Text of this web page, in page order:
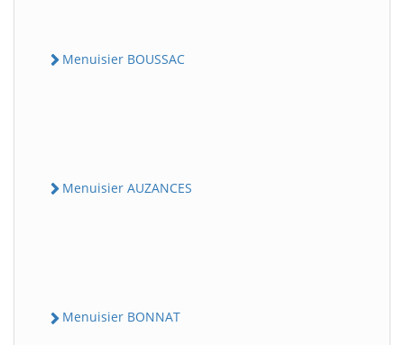
Menuisier BOUSSAC
Menuisier AUZANCES
Menuisier BONNAT